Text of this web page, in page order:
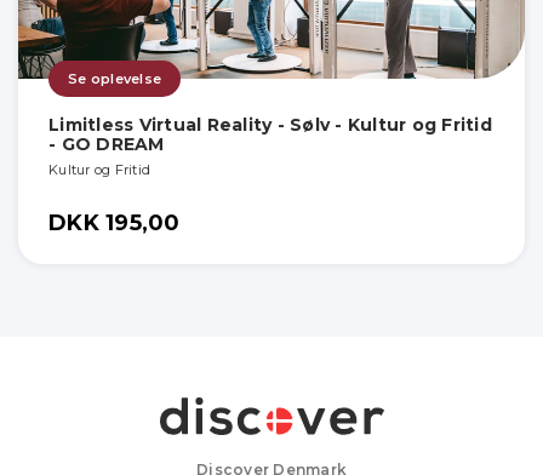
Se oplevelse
Limitless Virtual Reality - Sølv - Kultur og Fritid
- GO DREAM
Kultur og Fritid
DKK 195,00
Discover Denmark